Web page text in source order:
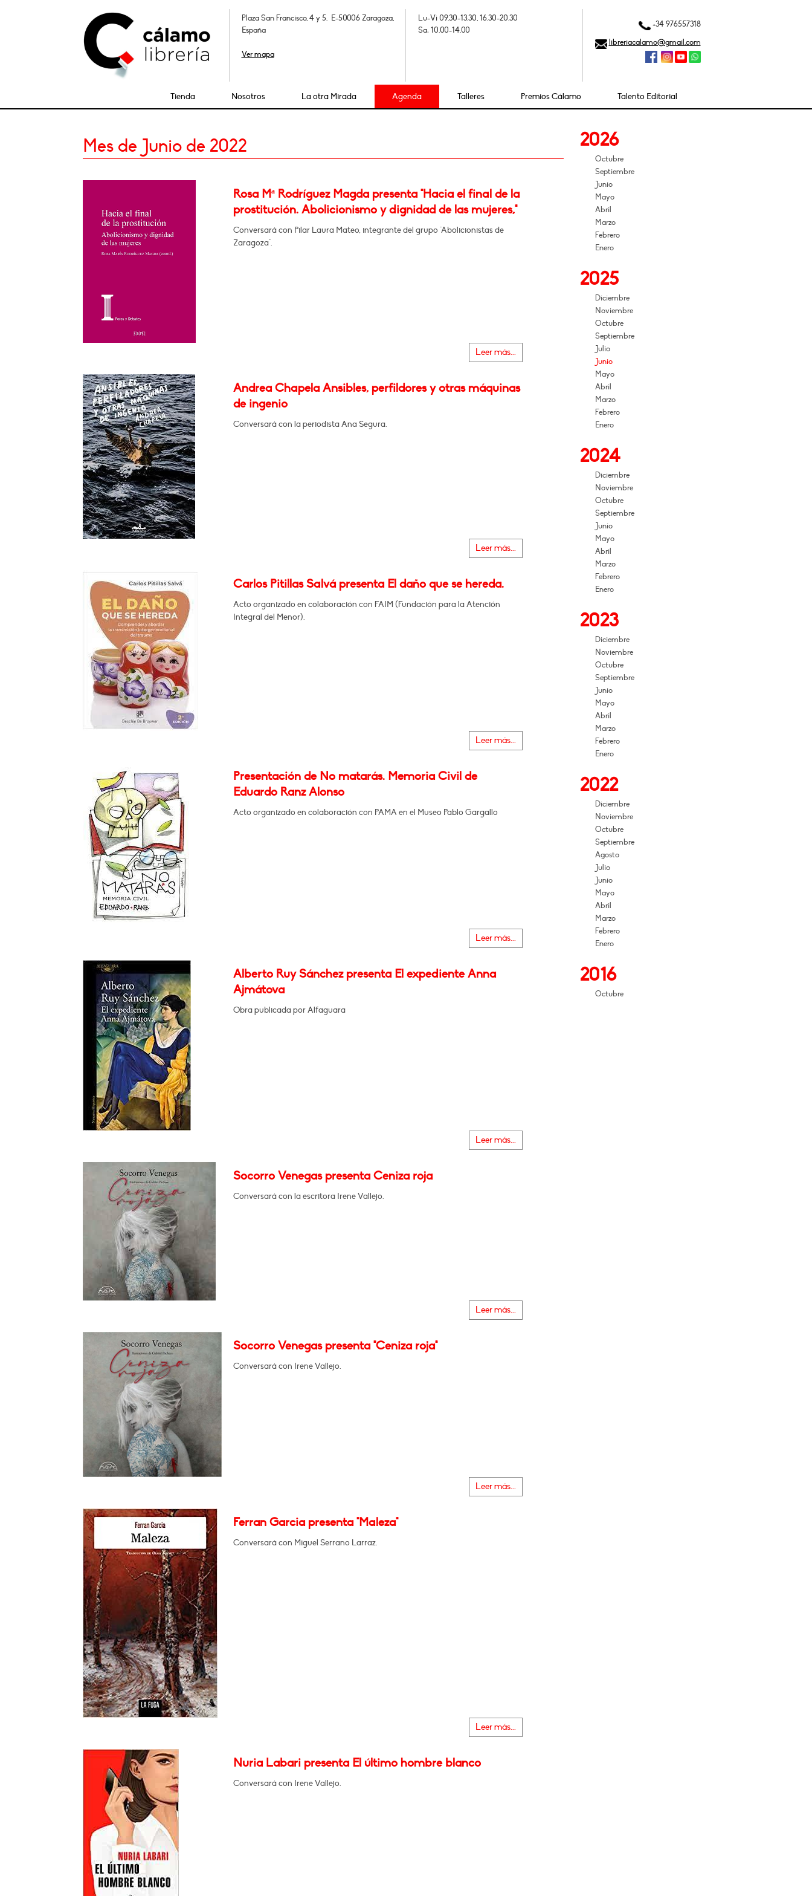
Plaza San Francisco, 4 y 5. E-50006 Zaragoza,
España
Ver mapa
Lu-Vi 09.30-13.30, 16.30-20.30
Sa: 10.00-14.00
+34 976557318
libreriacalamo@gmail.com
Tienda Nosotros La otra Mirada Agenda Talleres Premios Cálamo Talento Editorial
Mes de Junio de 2022
Rosa Mª Rodríguez Magda presenta "Hacia el final de la
prostitución. Abolicionismo y dignidad de las mujeres,"
Conversará con Pilar Laura Mateo, integrante del grupo "Abolicionistas de
Zaragoza".
Leer más...
Andrea Chapela Ansibles, perfildores y otras máquinas
de ingenio
Conversará con la periodista Ana Segura.
Leer más...
Carlos Pitillas Salvá presenta El daño que se hereda.
Acto organizado en colaboración con FAIM (Fundación para la Atención
Integral del Menor).
Leer más...
Presentación de No matarás. Memoria Civil de
Eduardo Ranz Alonso
Acto organizado en colaboración con PAMA en el Museo Pablo Gargallo
Leer más...
Alberto Ruy Sánchez presenta El expediente Anna
Ajmátova
Obra publicada por Alfaguara
Leer más...
Socorro Venegas presenta Ceniza roja
Conversará con la escritora Irene Vallejo.
Leer más...
Socorro Venegas presenta "Ceniza roja"
Conversará con Irene Vallejo.
Leer más...
Ferran Garcia presenta "Maleza"
Conversará con Miguel Serrano Larraz.
Leer más...
Nuria Labari presenta El último hombre blanco
Conversará con Irene Vallejo.
2026
Octubre
Septiembre
Junio
Mayo
Abril
Marzo
Febrero
Enero
2025
Diciembre
Noviembre
Octubre
Septiembre
Julio
Junio
Mayo
Abril
Marzo
Febrero
Enero
2024
Diciembre
Noviembre
Octubre
Septiembre
Junio
Mayo
Abril
Marzo
Febrero
Enero
2023
Diciembre
Noviembre
Octubre
Septiembre
Junio
Mayo
Abril
Marzo
Febrero
Enero
2022
Diciembre
Noviembre
Octubre
Septiembre
Agosto
Julio
Junio
Mayo
Abril
Marzo
Febrero
Enero
2016
Octubre